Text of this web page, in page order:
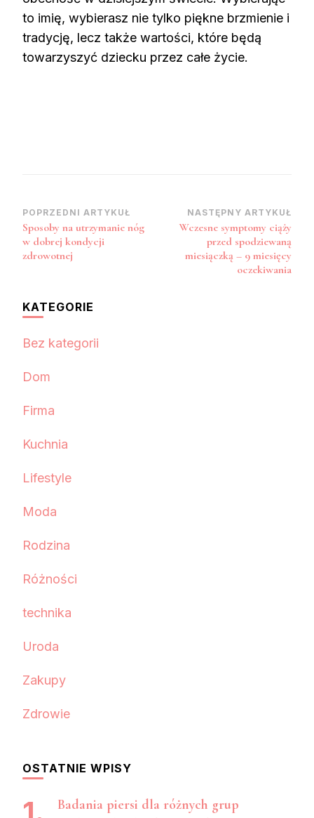
to imię, wybierasz nie tylko piękne brzmienie i
tradycję, lecz także wartości, które będą
towarzyszyć dziecku przez całe życie.
Nawigacja
wpisu
POPRZEDNI ARTYKUŁ
Sposoby na utrzymanie nóg
w dobrej kondycji
zdrowotnej
NASTĘPNY ARTYKUŁ
Wczesne symptomy ciąży
przed spodziewaną
miesiączką – 9 miesięcy
oczekiwania
KATEGORIE
Bez kategorii
Dom
Firma
Kuchnia
Lifestyle
Moda
Rodzina
Różności
technika
Uroda
Zakupy
Zdrowie
OSTATNIE WPISY
Badania piersi dla różnych grup